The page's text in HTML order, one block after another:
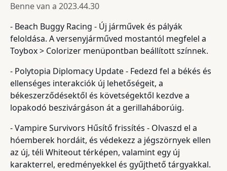
Benne van a 2023.44.30
- Beach Buggy Racing - Új járművek és pályák
feloldása. A versenyjárműved mostantól megfelel a
Toybox > Colorizer menüpontban beállított színnek.
- Polytopia Diplomacy Update - Fedezd fel a békés és
ellenséges interakciók új lehetőségeit, a
békeszerződésektől és követségektől kezdve a
lopakodó beszivárgáson át a gerillaháborúig.
- Vampire Survivors Hűsítő frissítés - Olvaszd el a
hóemberek hordáit, és védekezz a jégszörnyek ellen
az új, téli Whiteout térképen, valamint egy új
karakterrel, eredményekkel és gyűjthető tárgyakkal.